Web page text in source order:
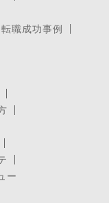
転職成功事例
ー